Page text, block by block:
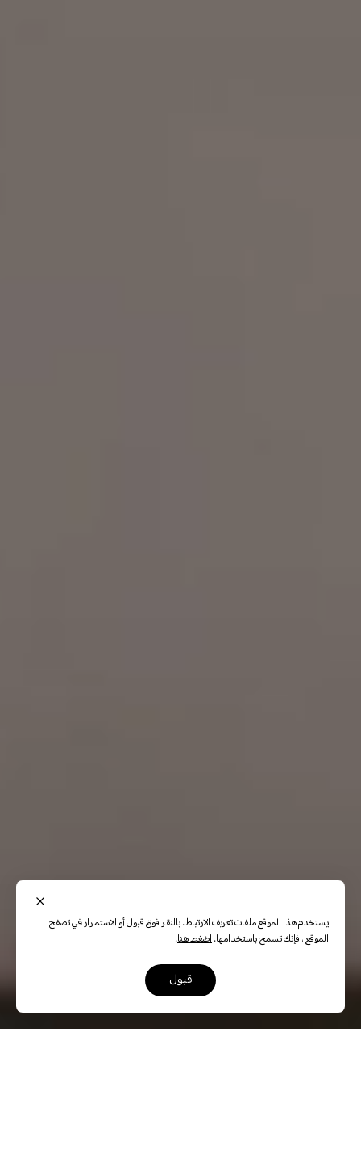
يستخدم هذا الموقع ملفات تعريف الارتباط. بالنقر فوق قبول أو الاستمرار في تصفح
الموقع ، فإنك تسمح باستخدامها.اضغط هنا.
قبول